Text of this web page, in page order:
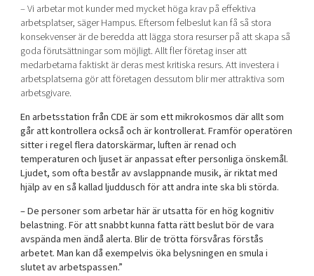
– Vi arbetar mot kunder med mycket höga krav på effektiva
arbetsplatser, säger Hampus. Eftersom felbeslut kan få så stora
konsekvenser är de beredda att lägga stora resurser på att skapa så
goda förutsättningar som möjligt. Allt fler företag inser att
medarbetarna faktiskt är deras mest kritiska resurs. Att investera i
arbetsplatserna gör att företagen dessutom blir mer attraktiva som
arbetsgivare.
En arbetsstation från CDE är som ett mikrokosmos där allt som
går att kontrollera också och är kontrollerat. Framför operatören
sitter i regel flera datorskärmar, luften är renad och
temperaturen och ljuset är anpassat efter personliga önskemål.
Ljudet, som ofta består av avslappnande musik, är riktat med
hjälp av en så kallad ljuddusch för att andra inte ska bli störda.
– De personer som arbetar här är utsatta för en hög kognitiv
belastning. För att snabbt kunna fatta rätt beslut bör de vara
avspända men ändå alerta. Blir de trötta försvåras förstås
arbetet. Man kan då exempelvis öka belysningen en smula i
slutet av arbetspassen.”